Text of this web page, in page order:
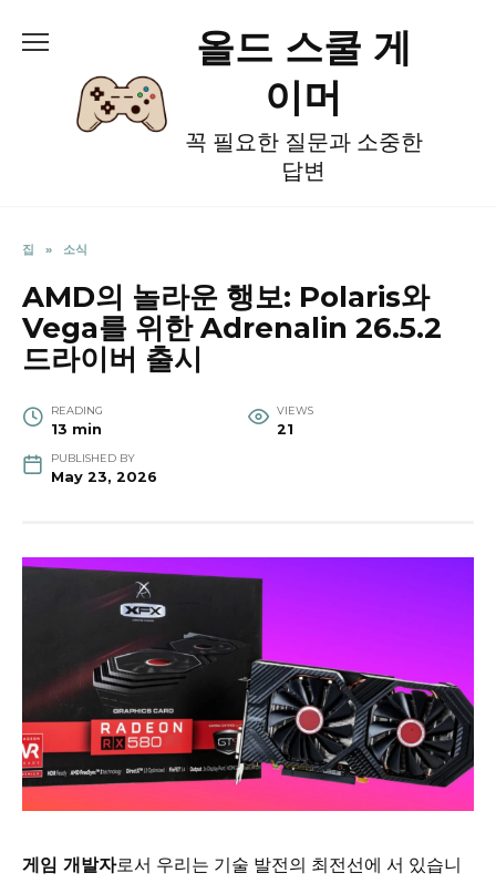
올드 스쿨 게
이머
꼭 필요한 질문과 소중한
답변
집 » 소식
AMD의 놀라운 행보: Polaris와
Vega를 위한 Adrenalin 26.5.2
드라이버 출시
READING
13 min
VIEWS
21
PUBLISHED BY
May 23, 2026
게임 개발자로서 우리는 기술 발전의 최전선에 서 있습니